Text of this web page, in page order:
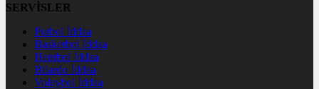
SERVİSLER
Futbol İddaa
Basketbol İddaa
Hentbol İddaa
Bilardo İddaa
Voleybol İddaa